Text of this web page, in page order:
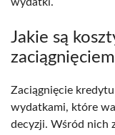
Jakie są
Zaciągnięcie
wydatkami, które
decyzji. Wśród nich